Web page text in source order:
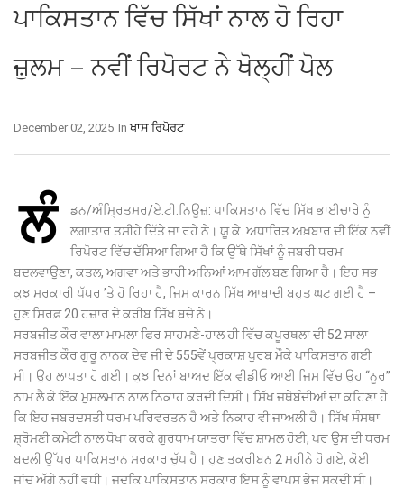
ਪਾਕਿਸਤਾਨ ਵਿੱਚ ਸਿੱਖਾਂ ਨਾਲ ਹੋ ਰਿਹਾ
ਜ਼ੁਲਮ – ਨਵੀਂ ਰਿਪੋਰਟ ਨੇ ਖੋਲ੍ਹੀਂ ਪੋਲ
In ਖਾਸ ਰਿਪੋਰਟ
December 02, 2025
ਲੰ
ਡਨ/ਅੰਮ੍ਰਿਤਸਰ/ਏ.ਟੀ.ਨਿਊਜ਼: ਪਾਕਿਸਤਾਨ ਵਿੱਚ ਸਿੱਖ ਭਾਈਚਾਰੇ ਨੂੰ
ਲਗਾਤਾਰ ਤਸੀਹੇ ਦਿੱਤੇ ਜਾ ਰਹੇ ਨੇ। ਯੂ.ਕੇ. ਅਧਾਰਿਤ ਅਖ਼ਬਾਰ ਦੀ ਇੱਕ ਨਵੀਂ
ਰਿਪੋਰਟ ਵਿੱਚ ਦੱਸਿਆ ਗਿਆ ਹੈ ਕਿ ਉੱਥੇ ਸਿੱਖਾਂ ਨੂੰ ਜਬਰੀ ਧਰਮ
ਬਦਲਵਾਉਣਾ, ਕਤਲ, ਅਗਵਾ ਅਤੇ ਭਾਰੀ ਅਨਿਆਂ ਆਮ ਗੱਲ ਬਣ ਗਿਆ ਹੈ। ਇਹ ਸਭ
ਕੁਝ ਸਰਕਾਰੀ ਪੱਧਰ ’ਤੇ ਹੋ ਰਿਹਾ ਹੈ, ਜਿਸ ਕਾਰਨ ਸਿੱਖ ਆਬਾਦੀ ਬਹੁਤ ਘਟ ਗਈ ਹੈ –
ਹੁਣ ਸਿਰਫ਼ 20 ਹਜ਼ਾਰ ਦੇ ਕਰੀਬ ਸਿੱਖ ਬਚੇ ਨੇ।
ਸਰਬਜੀਤ ਕੌਰ ਵਾਲਾ ਮਾਮਲਾ ਫਿਰ ਸਾਹਮਣੇ-ਹਾਲ ਹੀ ਵਿੱਚ ਕਪੂਰਥਲਾ ਦੀ 52 ਸਾਲਾ
ਸਰਬਜੀਤ ਕੌਰ ਗੁਰੂ ਨਾਨਕ ਦੇਵ ਜੀ ਦੇ 555ਵੇਂ ਪ੍ਰਕਾਸ਼ ਪੁਰਬ ਮੌਕੇ ਪਾਕਿਸਤਾਨ ਗਈ
ਸੀ। ਉਹ ਲਾਪਤਾ ਹੋ ਗਈ। ਕੁਝ ਦਿਨਾਂ ਬਾਅਦ ਇੱਕ ਵੀਡੀਓ ਆਈ ਜਿਸ ਵਿੱਚ ਉਹ ‘‘ਨੂਰ’’
ਨਾਮ ਲੈ ਕੇ ਇੱਕ ਮੁਸਲਮਾਨ ਨਾਲ ਨਿਕਾਹ ਕਰਦੀ ਦਿਸੀ। ਸਿੱਖ ਜਥੇਬੰਦੀਆਂ ਦਾ ਕਹਿਣਾ ਹੈ
ਕਿ ਇਹ ਜਬਰਦਸਤੀ ਧਰਮ ਪਰਿਵਰਤਨ ਹੈ ਅਤੇ ਨਿਕਾਹ ਵੀ ਜਾਅਲੀ ਹੈ। ਸਿੱਖ ਸੰਸਥਾ
ਸ਼੍ਰੋਮਣੀ ਕਮੇਟੀ ਨਾਲ ਧੋਖਾ ਕਰਕੇ ਗੁਰਧਾਮ ਯਾਤਰਾ ਵਿੱਚ ਸ਼ਾਮਲ ਹੋਈ, ਪਰ ਉਸ ਦੀ ਧਰਮ
ਬਦਲੀ ਉੱਪਰ ਪਾਕਿਸਤਾਨ ਸਰਕਾਰ ਚੁੱਪ ਹੈ। ਹੁਣ ਤਕਰੀਬਨ 2 ਮਹੀਨੇ ਹੋ ਗਏ, ਕੋਈ
ਜਾਂਚ ਅੱਗੇ ਨਹੀਂ ਵਧੀ। ਜਦਕਿ ਪਾਕਿਸਤਾਨ ਸਰਕਾਰ ਇਸ ਨੂੰ ਵਾਪਸ ਭੇਜ ਸਕਦੀ ਸੀ।